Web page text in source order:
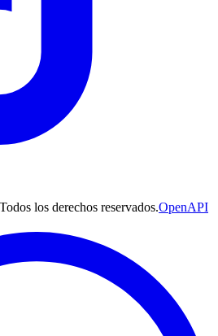
los derechos reservados.OpenAPI